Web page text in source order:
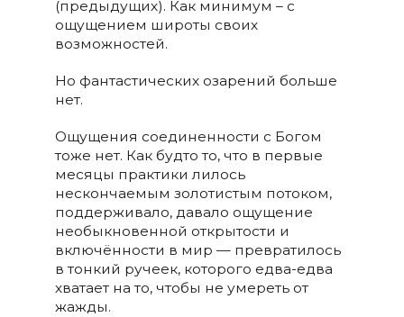
(предыдущих). Как минимум – с
ощущением широты своих
возможностей.
Но фантастических озарений больше
нет.
Ощущения соединенности с Богом
тоже нет. Как будто то, что в первые
месяцы практики лилось
нескончаемым золотистым потоком,
поддерживало, давало ощущение
необыкновенной открытости и
включённости в мир — превратилось
в тонкий ручеек, которого едва-едва
хватает на то, чтобы не умереть от
жажды.